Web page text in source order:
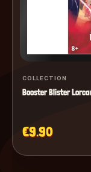
COLLECTION
Booster Blister
€9.90